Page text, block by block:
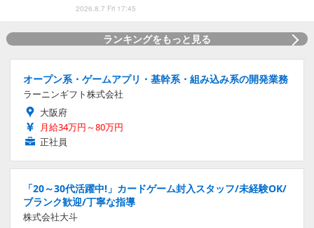
2026.8.7 Fri 17:45
ランキングをもっと見る
オープン系・ゲームアプリ・基幹系・組み込み系の開発業務
ラーニンギフト株式会社
大阪府
月給34万円～80万円
正社員
「20～30代活躍中!」カードゲーム封入スタッフ/未経験OK/
ブランク歓迎/丁寧な指導
株式会社大斗